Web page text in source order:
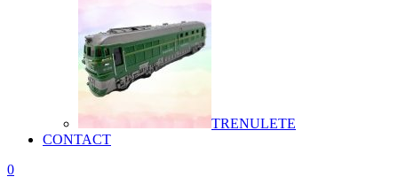
TRENULETE
CONTACT
0